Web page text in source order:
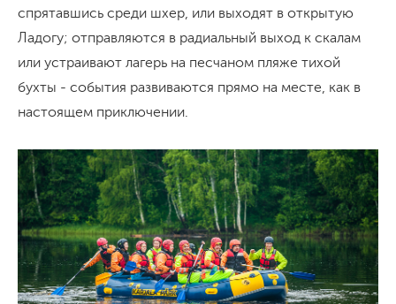
спрятавшись среди шхер, или выходят в открытую
Ладогу; отправляются в радиальный выход к скалам
или устраивают лагерь на песчаном пляже тихой
бухты - события развиваются прямо на месте, как в
настоящем приключении.